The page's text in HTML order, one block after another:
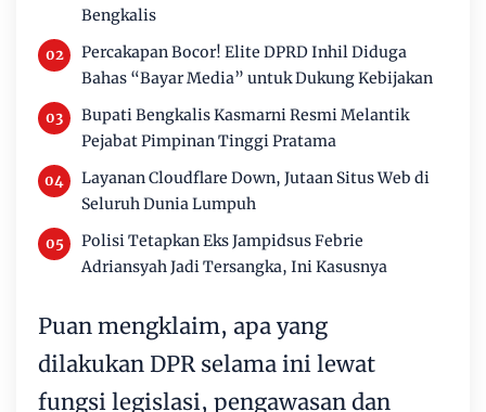
Bengkalis
Percakapan Bocor! Elite DPRD Inhil Diduga
Bahas “Bayar Media” untuk Dukung Kebijakan
Bupati Bengkalis Kasmarni Resmi Melantik
Pejabat Pimpinan Tinggi Pratama
Layanan Cloudflare Down, Jutaan Situs Web di
Seluruh Dunia Lumpuh
Polisi Tetapkan Eks Jampidsus Febrie
Adriansyah Jadi Tersangka, Ini Kasusnya
Puan mengklaim, apa yang
dilakukan DPR selama ini lewat
fungsi legislasi, pengawasan dan